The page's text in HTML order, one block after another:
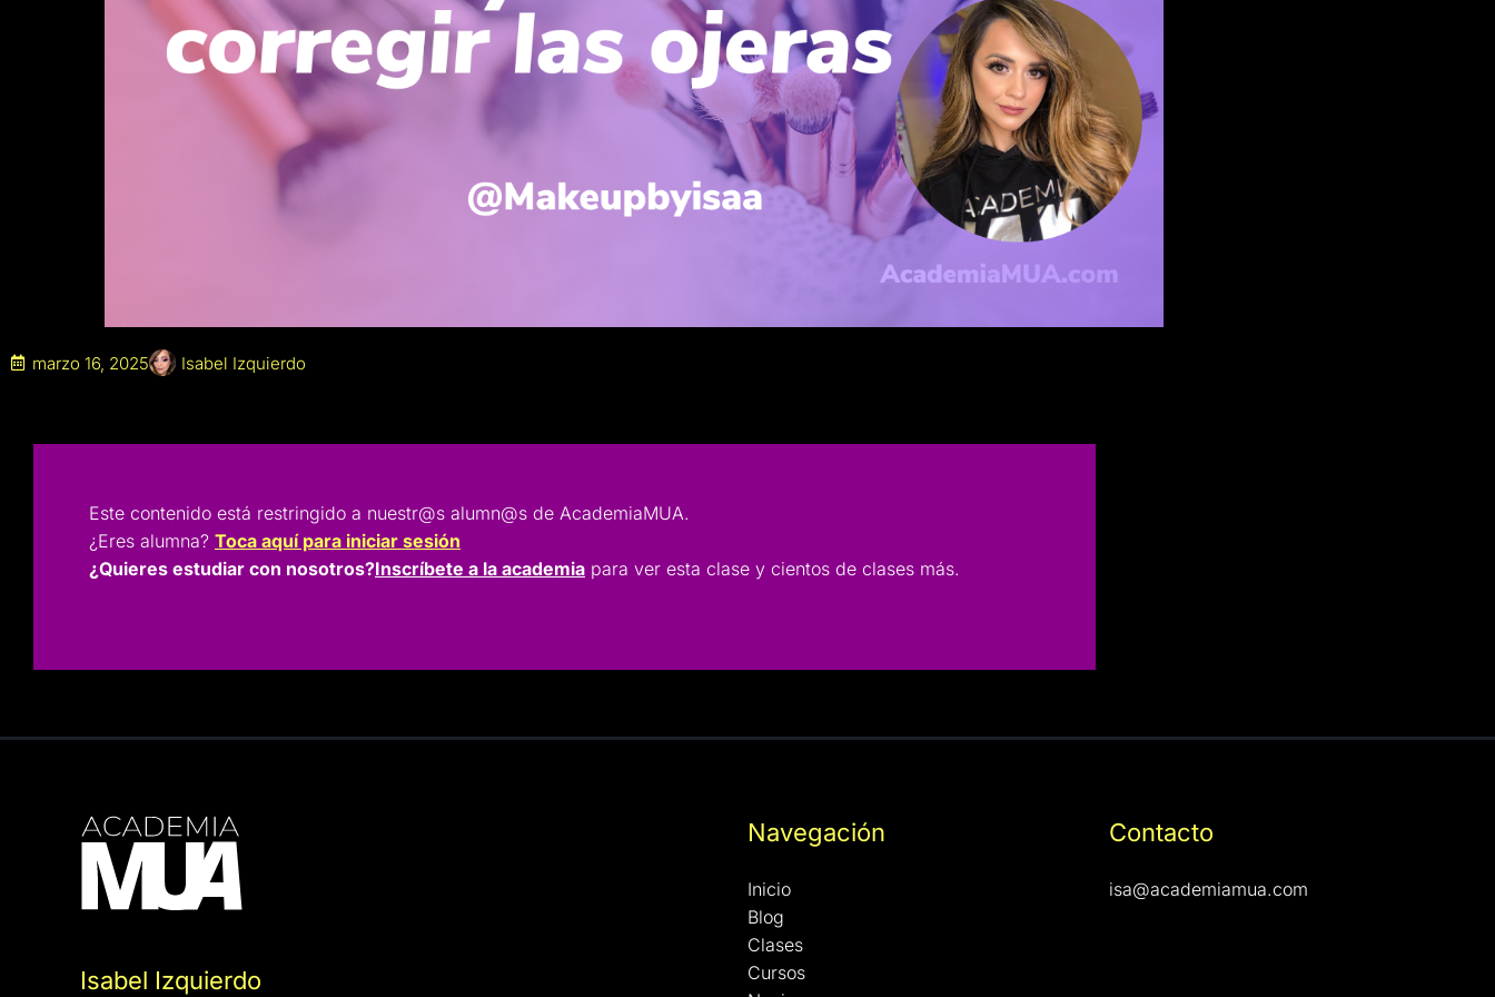
marzo 16, 2025 Isabel Izquierdo
Este contenido está restringido a nuestr@s alumn@s de AcademiaMUA.
¿Eres alumna? Toca aquí para iniciar sesión
¿Quieres estudiar con nosotros?Inscríbete a la academia para ver esta clase y cientos de clases más.
Isabel Izquierdo
Navegación
Inicio
Blog
Clases
Cursos
Contacto
isa@academiamua.com